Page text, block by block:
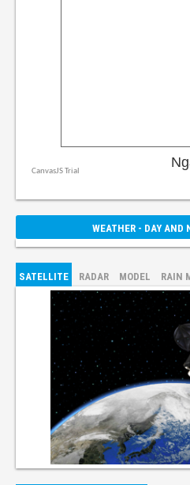
WEATHER - DAY
SATELLITE RADAR MODEL RAIN